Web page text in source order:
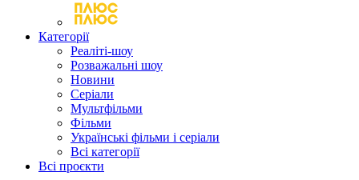
Категорії
Реаліті-шоу
Розважальні шоу
Новини
Серіали
Мультфільми
Фільми
Українські фільми і серіали
Всі категорії
Всі проєкти